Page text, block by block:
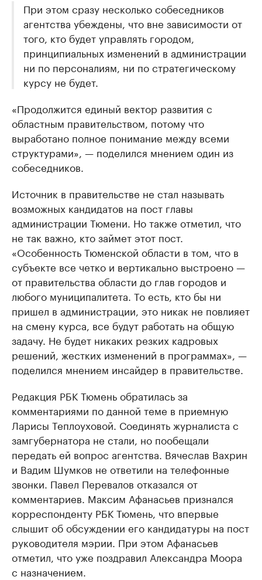
При этом сразу несколько собеседников
агентства убеждены, что вне зависимости от
того, кто будет управлять городом,
принципиальных изменений в администрации
ни по персоналиям, ни по стратегическому
курсу не будет.
«Продолжится единый вектор развития с
областным правительством, потому что
выработано полное понимание между всеми
структурами», — поделился мнением один из
собеседников.
Источник в правительстве не стал называть
возможных кандидатов на пост главы
администрации Тюмени. Но также отметил, что
не так важно, кто займет этот пост.
«Особенность Тюменской области в том, что в
субъекте все четко и вертикально выстроено —
от правительства области до глав городов и
любого муниципалитета. То есть, кто бы ни
пришел в администрации, это никак не повлияет
на смену курса, все будут работать на общую
задачу. Не будет никаких резких кадровых
решений, жестких изменений в программах», —
поделился мнением инсайдер в правительстве.
Редакция РБК Тюмень обратилась за
комментариями по данной теме в приемную
Ларисы Теплоуховой. Соединять журналиста с
замгубернатора не стали, но пообещали
передать ей вопрос агентства. Вячеслав Вахрин
и Вадим Шумков не ответили на телефонные
звонки. Павел Перевалов отказался от
комментариев. Максим Афанасьев признался
корреспонденту РБК Тюмень, что впервые
слышит об обсуждении его кандидатуры на пост
руководителя мэрии. При этом Афанасьев
отметил, что уже поздравил Александра Моора
с назначением.